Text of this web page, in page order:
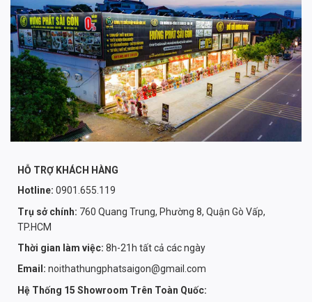
HỖ TRỢ KHÁCH HÀNG
Hotline: 0901.655.119
Trụ sở chính: 760 Quang Trung, Phường 8, Quận Gò Vấp,
TP.HCM
Thời gian làm việc: 8h-21h tất cả các ngày
Email: noithathungphatsaigon@gmail.com
Hệ Thống 15 Showroom Trên Toàn Quốc: